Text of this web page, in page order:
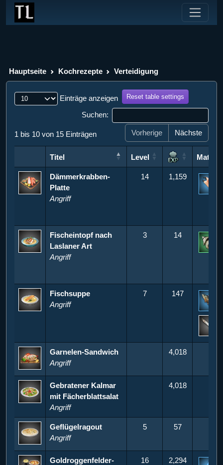
Hauptseite Kochrezepte Verteidigung
Einträge anzeigen Reset table settings
Suchen:
1 bis 10 von 15 Einträgen Vorherige Nächste
Titel Level
Titel
Level
Dämmerkrabben-
Platte
Angriff
14 1,159
Fischeintopf nach
Laslaner Art
Angriff
3 14
Fischsuppe
Angriff
7 147
Garnelen-Sandwich
Angriff
4,018
Gebratener Kalmar
mit Fächerblattsalat
Angriff
4,018
Geflügelragout
Angriff
5 57
Goldroggenfelder-
16 2,294